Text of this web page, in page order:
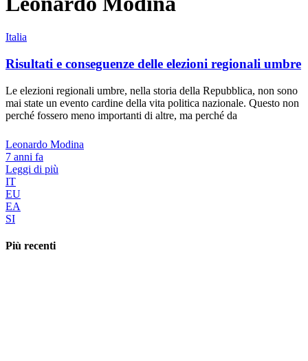
Italia
Risultati e conseguenze delle elezioni regionali umbre
Le elezioni regionali umbre, nella storia della Repubblica, non sono
mai state un evento cardine della vita politica nazionale. Questo non
perché fossero meno importanti di altre, ma perché da
Leonardo Modina
7 anni fa
Leggi di più
IT
EU
EA
SI
Più recenti